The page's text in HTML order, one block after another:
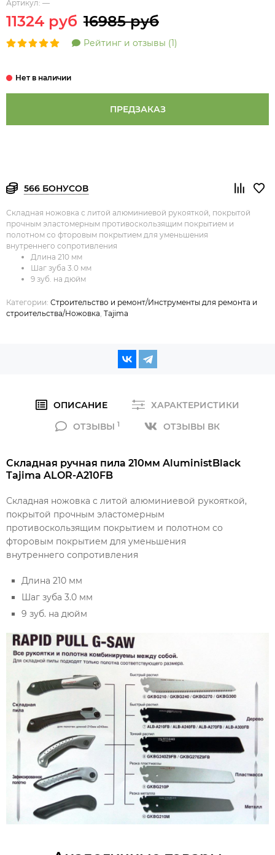
Артикул: —
11324 руб 16985 руб
Рейтинг и отзывы (1)
ПРЕДЗАКАЗ
566 БОНУСОВ
Складная ножовка с литой алюминиевой рукояткой, покрытой
прочным эластомерным противоскользящим покрытием и
полотном со фторовым покрытием для уменьшения
внутреннего сопротивления
Длина 210 мм
Шаг зуба 3.0 мм
9 зуб. на дюйм
Категории: Строительство и ремонт/Инструменты для ремонта и
строительства/Ножовка Tajima
ОПИСАНИЕ
ХАРАКТЕРИСТИКИ
ОТЗЫВЫ 1 ОТЗЫВЫ ВК
Складная ручная пила 210мм AluministBlack
Tajima ALOR-A210FB
Складная ножовка с литой алюминиевой рукояткой,
покрытой прочным эластомерным
противоскользящим покрытием и полотном со
фторовым покрытием для уменьшения
внутреннего сопротивления
Длина 210 мм
Шаг зуба 3.0 мм
9 зуб. на дюйм